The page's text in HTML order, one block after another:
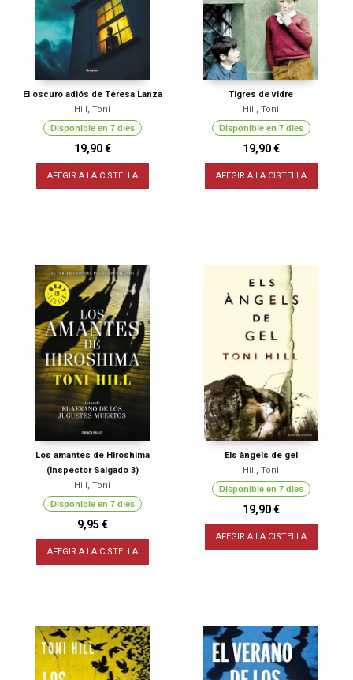
El oscuro adiós de Teresa Lanza
Hill, Toni
Disponible en 7 dies
19,90 €
AFEGIR A LA CISTELLA
Tigres de vidre
Hill, Toni
Disponible en 7 dies
19,90 €
AFEGIR A LA CISTELLA
Los amantes de Hiroshima
(Inspector Salgado 3)
Hill, Toni
Disponible en 7 dies
9,95 €
AFEGIR A LA CISTELLA
Els àngels de gel
Hill, Toni
Disponible en 7 dies
19,90 €
AFEGIR A LA CISTELLA